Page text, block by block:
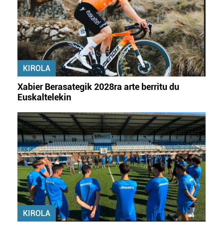
zerbitzuak hobetzeko asmoz, cookie teknologiaz
baliatzen gara. Ohar hau onartuz gero, teknologia hori
erabiltzeko baimen esplizitua ematen diguzu.Gehiago
irakurri
KIROLA
Xabier Berasategik 2028ra arte berritu du
Euskaltelekin
KIROLA